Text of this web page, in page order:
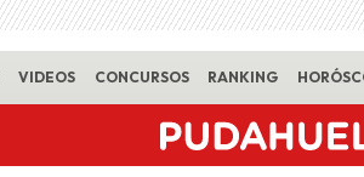
VIDEOS CONCURSOS RANKING